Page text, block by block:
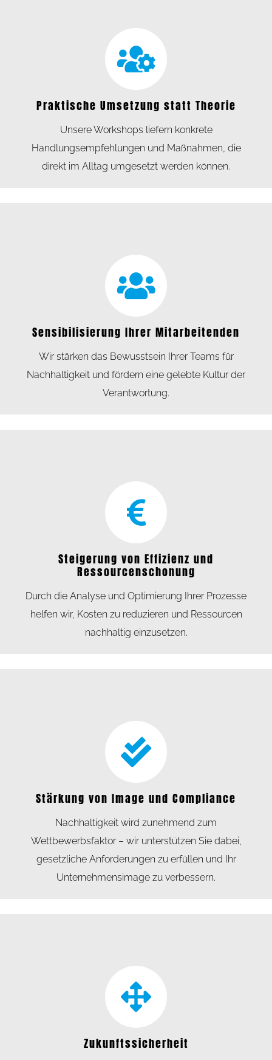
Praktische Umsetzung statt Theorie
Unsere Workshops liefern konkrete
Handlungsempfehlungen und Maßnahmen, die
direkt im Alltag umgesetzt werden können.
Sensibilisierung Ihrer Mitarbeitenden
Wir stärken das Bewusstsein Ihrer Teams für
Nachhaltigkeit und fördern eine gelebte Kultur der
Verantwortung.
Steigerung von Effizienz und
Ressourcenschonung
Durch die Analyse und Optimierung Ihrer Prozesse
helfen wir, Kosten zu reduzieren und Ressourcen
nachhaltig einzusetzen.
Stärkung von Image und Compliance
Nachhaltigkeit wird zunehmend zum
Wettbewerbsfaktor – wir unterstützen Sie dabei,
gesetzliche Anforderungen zu erfüllen und Ihr
Unternehmensimage zu verbessern.
Zukunftssicherheit